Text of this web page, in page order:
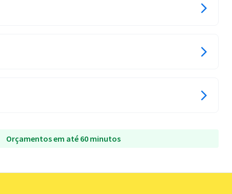
Orçamentos em até 60 minutos